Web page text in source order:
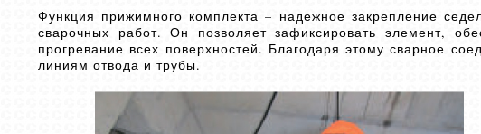
Функция прижимного комплекта – надежное закрепление
сварочных работ. Он позволяет зафиксировать элемент,
прогревание всех поверхностей. Благодаря этому сварное
линиям отвода и трубы.